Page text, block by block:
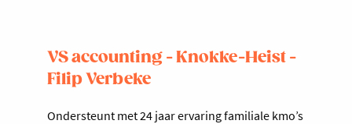
VS accounting - Knokke-Heist -
Filip Verbeke
Ondersteunt met 24 jaar ervaring familiale kmo’s